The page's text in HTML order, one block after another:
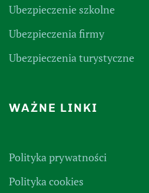
Ubezpieczenie szkolne
Ubezpieczenia firmy
Ubezpieczenia turystyczne
WAŻNE LINKI
Polityka prywatności
Polityka cookies